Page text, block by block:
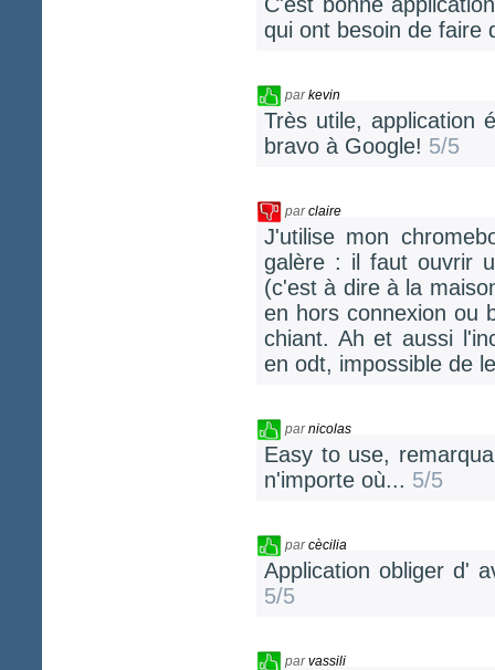
qui ont besoin de faire
parkevin
Très utile, application
bravo à Google! 5/5
parclaire
J'utilise mon
galère : il faut ouvrir
(c'est à dire à la
en hors connexion ou
chiant. Ah et aussi
en odt, impossible de
parnicolas
Easy to use,
n'importe où... 5/5
parcècilia
Application obliger d'
5/5
parvassili